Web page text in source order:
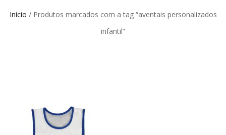
Início / Produtos marcados com a tag “aventais personalizados
infantil”